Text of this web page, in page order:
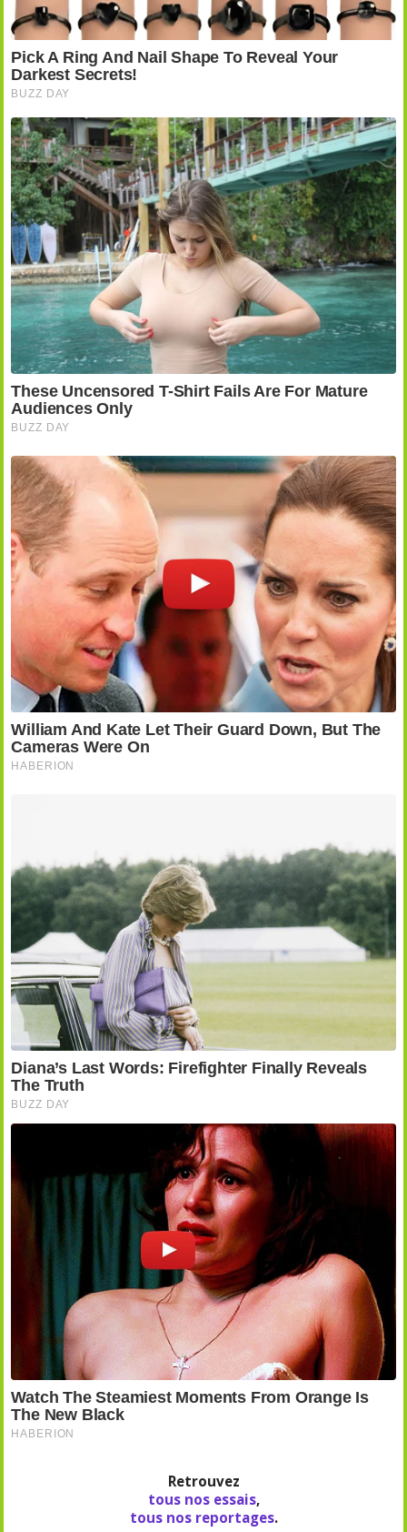
Retrouvez
tous nos essais,
tous nos reportages.